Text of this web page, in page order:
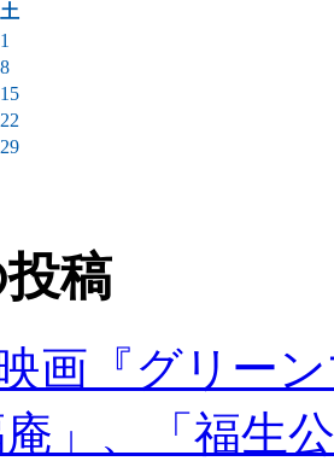
土
1
8
15
22
29
稿
画『グリー
」、「福生